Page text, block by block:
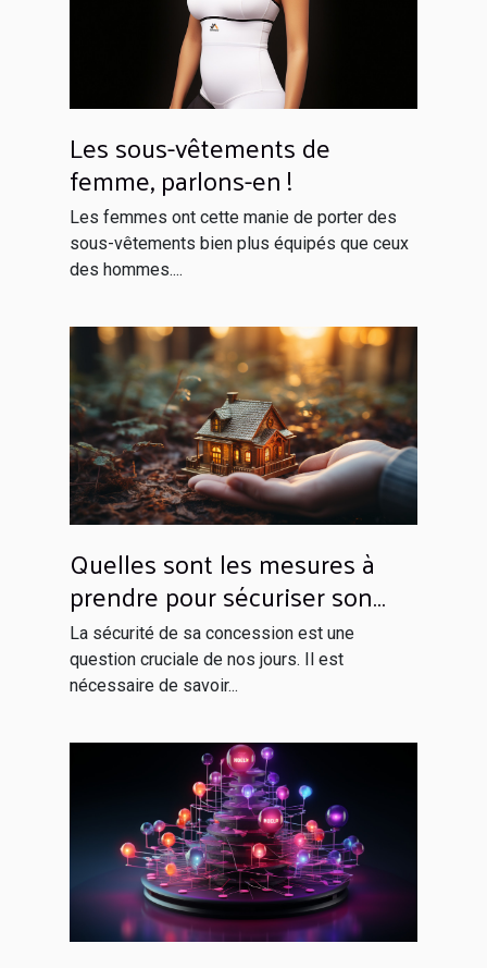
Les sous-vêtements de
femme, parlons-en !
Les femmes ont cette manie de porter des
sous-vêtements bien plus équipés que ceux
des hommes....
Quelles sont les mesures à
prendre pour sécuriser son
domicile ?
La sécurité de sa concession est une
question cruciale de nos jours. Il est
nécessaire de savoir...